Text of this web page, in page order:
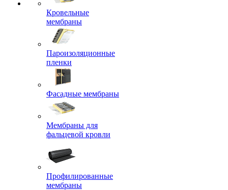
Кровельные
мембраны
Пароизоляционные
пленки
Фасадные мембраны
Мембраны для
фальцевой кровли
Профилированные
мембраны